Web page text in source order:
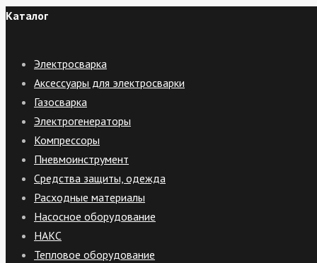
Каталог
Электросварка
Аксессуары для электросварки
Газосварка
Электрогенераторы
Компрессоры
Пневмоинструмент
Средства защиты, одежда
Расходные материалы
Насосное оборудование
НАКС
Тепловое оборудование